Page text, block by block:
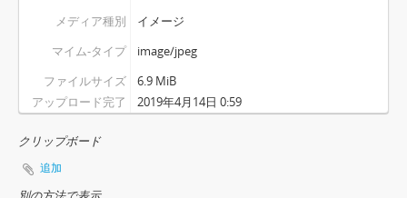
メディア種別
イメージ
マイム-タイプ
image/jpeg
ファイルサイズ
6.9 MiB
アップロード完了
2019年4月14日 0:59
クリップボード
追加